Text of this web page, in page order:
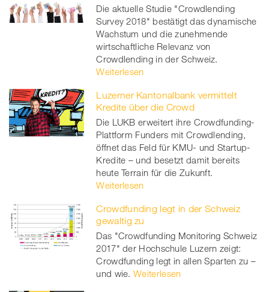
Die aktuelle Studie "Crowdlending
Survey 2018" bestätigt das dynamische
Wachstum und die zunehmende
wirtschaftliche Relevanz von
Crowdlending in der Schweiz.
Weiterlesen
Luzerner Kantonalbank vermittelt
Kredite über die Crowd
Die LUKB erweitert ihre Crowdfunding-
Plattform Funders mit Crowdlending,
öffnet das Feld für KMU- und Startup-
Kredite – und besetzt damit bereits
heute Terrain für die Zukunft.
Weiterlesen
Crowdfunding legt in der Schweiz
gewaltig zu
Das "Crowdfunding Monitoring Schweiz
2017" der Hochschule Luzern zeigt:
Crowdfunding legt in allen Sparten zu –
und wie. Weiterlesen